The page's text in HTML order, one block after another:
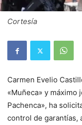
Cortesía
Carmen Evelio
«Muñeca» y máximo
Pachenca», ha
control de garantías,